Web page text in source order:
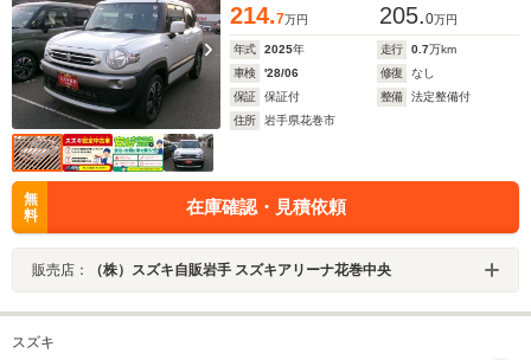
214.7万円 205.0万円
年式 2025年 走行 0.7万km
車検
'28/06 修復
なし
保証
保証付 整備
法定整備付
住所
岩手県花巻市
無
料
在庫確認・見積依頼
販売店： （株）スズキ自販岩手 スズキアリーナ花巻中央
スズキ